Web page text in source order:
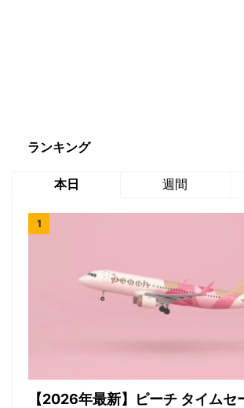
ランキング
本日 週間
【2026年最新】ピーチ タイムセ